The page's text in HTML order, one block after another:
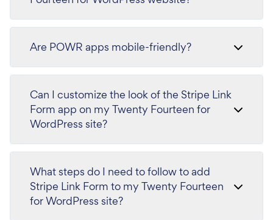
Are POWR apps mobile-friendly?
Can I customize the look of the Stripe Link
Form app on my Twenty Fourteen for
WordPress site?
What steps do I need to follow to add
Stripe Link Form to my Twenty Fourteen
for WordPress site?